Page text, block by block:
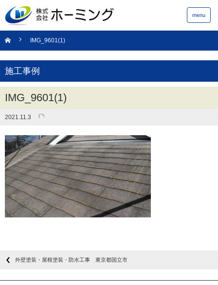
menu
IMG_9601(1)
施工事例
IMG_9601(1)
2021.11.3
外壁塗装・屋根塗装・防水工事 東京都国立市